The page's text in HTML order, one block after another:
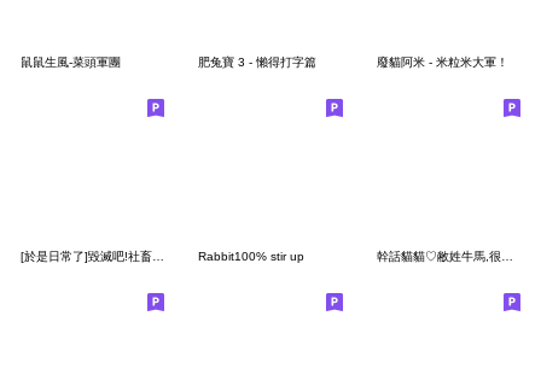
鼠鼠生風-菜頭軍團 肥兔寶 3 - 懶得打字篇 廢貓阿米 - 米粒米大軍！
Rabbit100% stir up 幹話貓貓♡敝姓牛馬,很高興為您服務